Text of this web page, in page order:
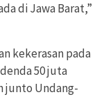
di Jawa Barat,”
kekerasan pada
50 juta
junto Undang-